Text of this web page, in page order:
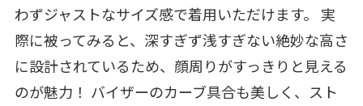
わずジャストなサイズ感で着用いただけます。 実
際に被ってみると、深すぎず浅すぎない絶妙な高さ
に設計されているため、顔周りがすっきりと見える
のが魅力！ バイザーのカーブ具合も美しく、スト